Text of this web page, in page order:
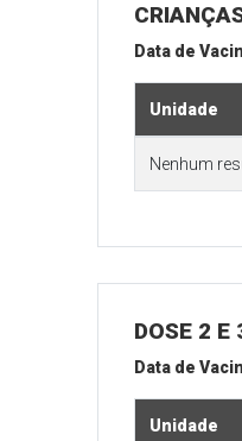
Data de
Unidade
Nenhum
DOSE 2 E
Data de
Unidade